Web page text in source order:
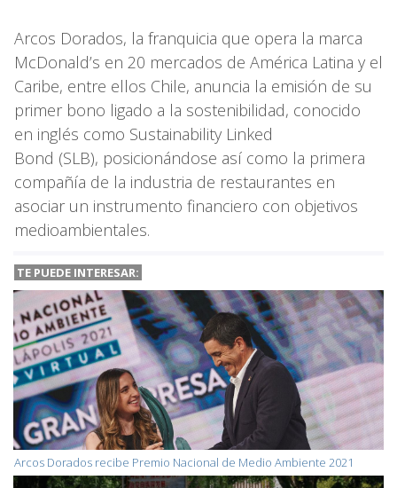
Arcos Dorados, la franquicia que opera la marca
McDonald’s en 20 mercados de América Latina y el
Caribe, entre ellos Chile, anuncia la emisión de su
primer bono ligado a la sostenibilidad, conocido
en inglés como Sustainability Linked
Bond (SLB), posicionándose así como la primera
compañía de la industria de restaurantes en
asociar un instrumento financiero con objetivos
medioambientales.
TE PUEDE INTERESAR:
Arcos Dorados recibe Premio Nacional de Medio Ambiente 2021